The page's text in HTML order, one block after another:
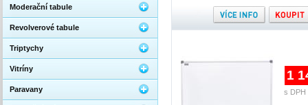
1
s DPH
Moderační tabule
Revolverové tabule
Triptychy
Vitríny
Paravany